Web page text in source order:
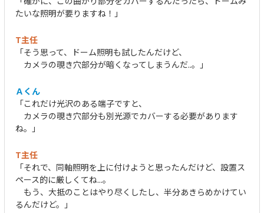
たいな照明が要りますね！」
T主任
「そう思って、ドーム照明も試したんだけど、
カメラの覗き穴部分が暗くなってしまうんだ..。」
Ａくん
「これだけ光沢のある端子ですと、
カメラの覗き穴部分も別光源でカバーする必要があります
ね。」
T主任
「それで、同軸照明を上に付けようと思ったんだけど、設置ス
ペース的に厳しくてね...。
もう、大抵のことはやり尽くしたし、半分あきらめかけてい
るんだけど。」